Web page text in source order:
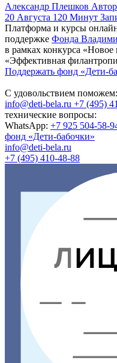
Александр Плешков Автор
20 Августа 120 Минут
Платформа и курсы
поддержке Фонда
в рамках конкурса
«Эффективная
Поддержать фонд «Дети-
С удовольствием поможем:
info@deti-bela.ru +7 (495)
технические вопросы:
WhatsApp: +7 925 504-58-
фонд «Дети-бабочки»
info@deti-bela.ru
+7 (495) 410-48-88